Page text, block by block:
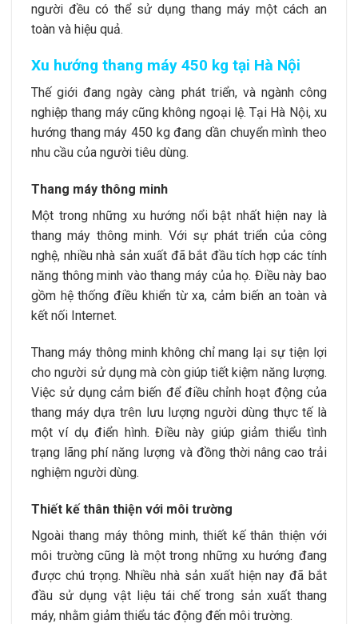
người đều có thể sử dụng thang máy một cách an
toàn và hiệu quả.
Xu hướng thang máy 450 kg tại Hà Nội
Thế giới đang ngày càng phát triển, và ngành công
nghiệp thang máy cũng không ngoại lệ. Tại Hà Nội, xu
hướng thang máy 450 kgđang dần chuyển mình theo
nhu cầu của người tiêu dùng.
Thang máy thông minh
Một trong những xu hướng nổi bật nhất hiện nay là
thang máy thông minh. Với sự phát triển của công
nghệ, nhiều nhà sản xuất đã bắt đầu tích hợp các tính
năng thông minh vào thang máy của họ. Điều này bao
gồm hệ thống điều khiển từ xa, cảm biến an toàn và
kết nối Internet.
Thang máy thông minh không chỉ mang lại sự tiện lợi
cho người sử dụng mà còn giúp tiết kiệm năng lượng.
Việc sử dụng cảm biến để điều chỉnh hoạt động của
thang máy dựa trên lưu lượng người dùng thực tế là
một ví dụ điển hình. Điều này giúp giảm thiểu tình
trạng lãng phí năng lượng và đồng thời nâng cao trải
nghiệm người dùng.
Thiết kế thân thiện với môi trường
Ngoài thang máy thông minh, thiết kế thân thiện với
môi trường cũng là một trong những xu hướng đang
được chú trọng. Nhiều nhà sản xuất hiện nay đã bắt
đầu sử dụng vật liệu tái chế trong sản xuất thang
máy, nhằm giảm thiểu tác động đến môi trường.